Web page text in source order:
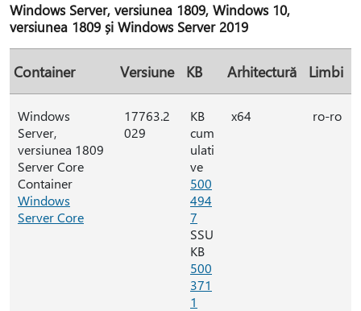
Windows Server, versiunea 1809, Windows 10,
versiunea 1809 și Windows Server 2019
Container Versiune KB Arhitectură Limbi
Windows
Server,
versiunea 1809
Server Core
Container
Windows
Server Core
17763.2
029
KB
cum
ulati
ve
500
494
7
SSU
KB
500
371
1
x64 ro-ro